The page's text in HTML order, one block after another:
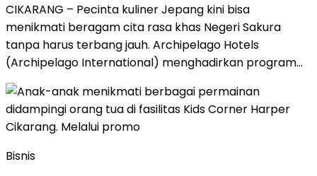
CIKARANG – Pecinta kuliner Jepang kini bisa
menikmati beragam cita rasa khas Negeri Sakura
tanpa harus terbang jauh. Archipelago Hotels
(Archipelago International) menghadirkan program…
Bisnis